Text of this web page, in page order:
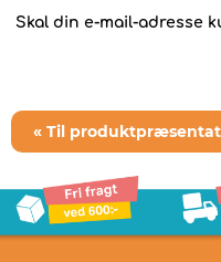
Skal din e-mail-adresse
« Til